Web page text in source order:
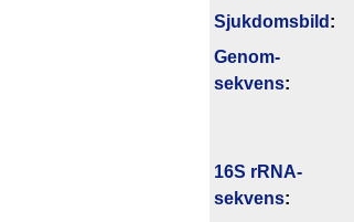
Sjukdomsbild :
Genom­
sekvens:
16S rRNA-
sekvens: